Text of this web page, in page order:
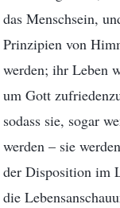
das Menschsein,
Prinzipien von
werden; ihr Leben
um Gott
sodass sie, sogar
werden – sie
der Disposition im
die